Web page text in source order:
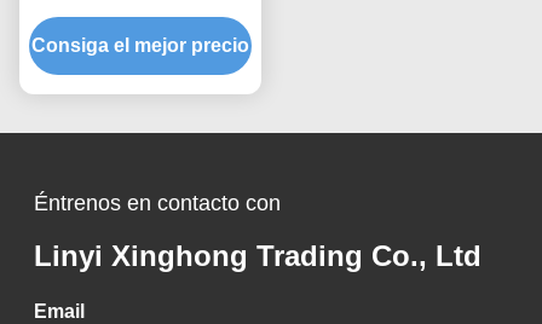
respetuoso con el medio
ambiente
Consiga el mejor precio
Éntrenos en contacto con
Linyi Xinghong Trading Co., Ltd
Email